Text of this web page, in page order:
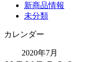
新商品情報
未分類
カレンダー
2020年7月